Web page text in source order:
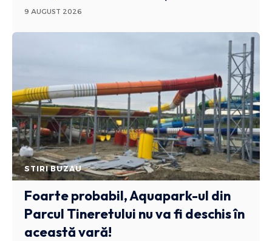
9 AUGUST 2026
STIRI BUZAU
Foarte probabil, Aquapark-ul din
Parcul Tineretului nu va fi deschis în
această vară!